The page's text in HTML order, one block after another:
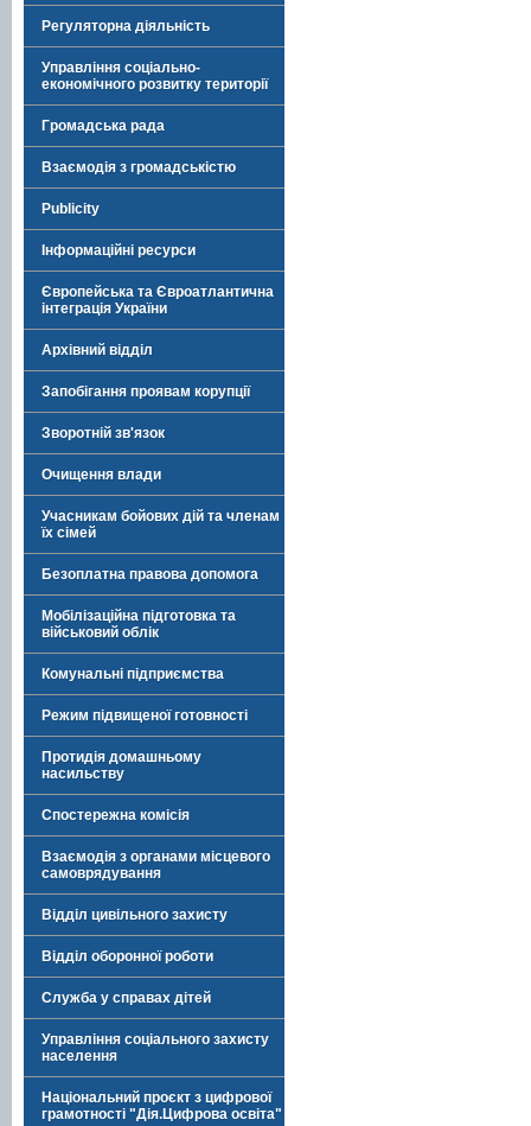
Регуляторна діяльність
Управління соціально-
економічного розвитку території
Громадська рада
Взаємодія з громадськістю
Publicity
Інформаційні ресурси
Європейська та Євроатлантична
інтеграція України
Архівний відділ
Запобігання проявам корупції
Зворотній зв'язок
Очищення влади
Учасникам бойових дій та членам
їх сімей
Безоплатна правова допомога
Мобілізаційна підготовка та
військовий облік
Комунальні підприємства
Режим підвищеної готовності
Протидія домашньому
насильству
Спостережна комісія
Взаємодія з органами місцевого
самоврядування
Відділ цивільного захисту
Відділ оборонної роботи
Служба у справах дітей
Управління соціального захисту
населення
Національний проєкт з цифрової
грамотності "Дія.Цифрова освіта"